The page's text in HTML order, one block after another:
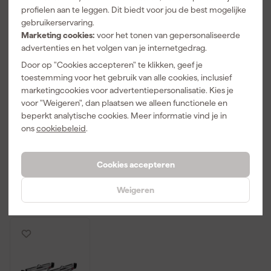
profielen aan te leggen. Dit biedt voor jou de best mogelijke
gebruikerservaring.
Marketing cookies: voor het tonen van gepersonaliseerde
advertenties en het volgen van je internetgedrag.
Door op "Cookies accepteren" te klikken, geef je
toestemming voor het gebruik van alle cookies, inclusief
marketingcookies voor advertentiepersonalisatie. Kies je
voor "Weigeren", dan plaatsen we alleen functionele en
beperkt analytische cookies. Meer informatie vind je in
onscookiebeleid.
Cookies accepteren
Weigeren
Makita B-
33819
Specialized
cirkelzaagbla
d voor
Morgen
bezorgd
Stanley
STST1-70713
Kunststof
schragen -
Adviesprijs
,99
Stanley
FMST1-75763
FatMax
Metalen
Morgen